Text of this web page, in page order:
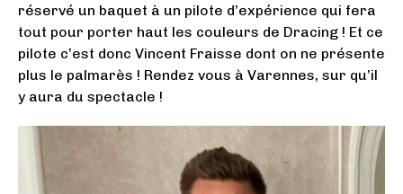
réservé un baquet à un pilote d’expérience qui fera
tout pour porter haut les couleurs de Dracing ! Et ce
pilote c’est donc Vincent Fraisse dont on ne présente
plus le palmarès ! Rendez vous à Varennes, sur qu’il
y aura du spectacle !